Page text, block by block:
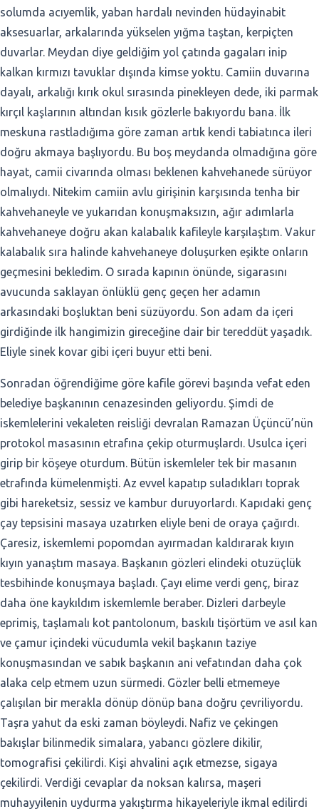
solumda acıyemlik, yaban hardalı nevinden hüdayinabit
aksesuarlar, arkalarında yükselen yığma taştan, kerpiçten
duvarlar. Meydan diye geldiğim yol çatında gagaları inip
kalkan kırmızı tavuklar dışında kimse yoktu. Camiin duvarına
dayalı, arkalığı kırık okul sırasında pinekleyen dede, iki parmak
kırçıl kaşlarının altından kısık gözlerle bakıyordu bana. İlk
meskuna rastladığıma göre zaman artık kendi tabiatınca ileri
doğru akmaya başlıyordu. Bu boş meydanda olmadığına göre
hayat, camii civarında olması beklenen kahvehanede sürüyor
olmalıydı. Nitekim camiin avlu girişinin karşısında tenha bir
kahvehaneyle ve yukarıdan konuşmaksızın, ağır adımlarla
kahvehaneye doğru akan kalabalık kafileyle karşılaştım. Vakur
kalabalık sıra halinde kahvehaneye doluşurken eşikte onların
geçmesini bekledim. O sırada kapının önünde, sigarasını
avucunda saklayan önlüklü genç geçen her adamın
arkasındaki boşluktan beni süzüyordu. Son adam da içeri
girdiğinde ilk hangimizin gireceğine dair bir tereddüt yaşadık.
Eliyle sinek kovar gibi içeri buyur etti beni.
Sonradan öğrendiğime göre kafile görevi başında vefat eden
belediye başkanının cenazesinden geliyordu. Şimdi de
iskemlelerini vekaleten reisliği devralan Ramazan Üçüncü’nün
protokol masasının etrafına çekip oturmuşlardı. Usulca içeri
girip bir köşeye oturdum. Bütün iskemleler tek bir masanın
etrafında kümelenmişti. Az evvel kapatıp suladıkları toprak
gibi hareketsiz, sessiz ve kambur duruyorlardı. Kapıdaki genç
çay tepsisini masaya uzatırken eliyle beni de oraya çağırdı.
Çaresiz, iskemlemi popomdan ayırmadan kaldırarak kıyın
kıyın yanaştım masaya. Başkanın gözleri elindeki otuzüçlük
tesbihinde konuşmaya başladı. Çayı elime verdi genç, biraz
daha öne kaykıldım iskemlemle beraber. Dizleri darbeyle
eprimiş, taşlamalı kot pantolonum, baskılı tişörtüm ve asıl kan
ve çamur içindeki vücudumla vekil başkanın taziye
konuşmasından ve sabık başkanın ani vefatından daha çok
alaka celp etmem uzun sürmedi. Gözler belli etmemeye
çalışılan bir merakla dönüp dönüp bana doğru çevriliyordu.
Taşra yahut da eski zaman böyleydi. Nafiz ve çekingen
bakışlar bilinmedik simalara, yabancı gözlere dikilir,
tomografisi çekilirdi. Kişi ahvalini açık etmezse, sigaya
çekilirdi. Verdiği cevaplar da noksan kalırsa, maşeri
muhayyilenin uydurma yakıştırma hikayeleriyle ikmal edilirdi